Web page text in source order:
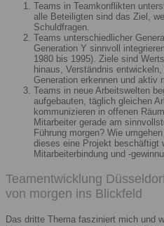
Teams in Teamkonflikten
alle Beteiligten sind das Ziel,
Schuldfragen.
Teams unterschiedlicher
Generation Y sinnvoll
1980 bis 1995). Ziele sind
hinaus, Verständnis
Generation erkennen und aktiv
Teams in neue Arbeitswelten
aufgebauten, täglich gleichen
kommunizieren in offenen
Mitarbeiter gerade am
Führung morgen? Wie
dieses eine Projekt beschäftigt
Mitarbeiterbindung und -
Teamentwicklung
von morgen ins Blickfeld
Das dritte Thema fasziniert mich und